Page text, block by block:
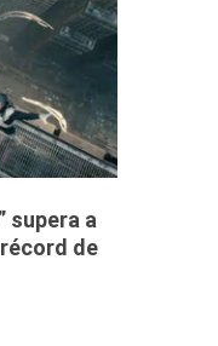
supera a
de